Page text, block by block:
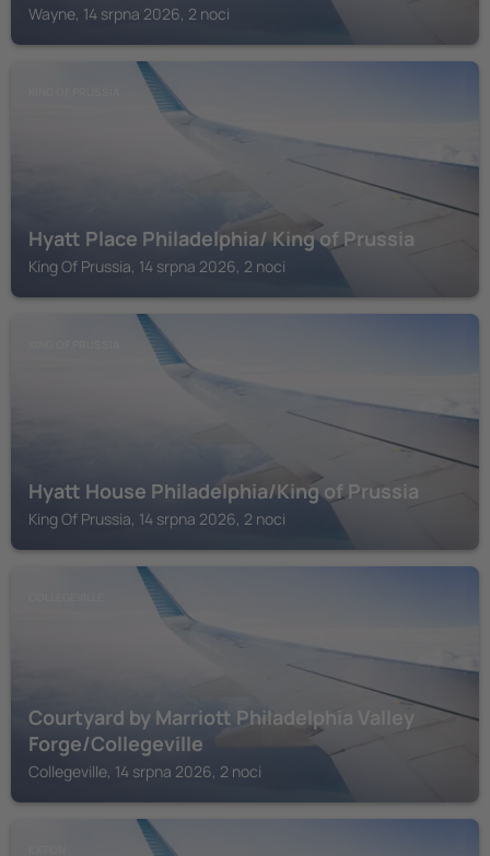
Wayne, 14 srpna 2026, 2 noci
Hyatt Place Philadelphia/ King of Prussia
King Of Prussia, 14 srpna 2026, 2 noci
Hyatt House Philadelphia/King of Prussia
King Of Prussia, 14 srpna 2026, 2 noci
Courtyard by Marriott Philadelphia Valley
Forge/Collegeville
Collegeville, 14 srpna 2026, 2 noci